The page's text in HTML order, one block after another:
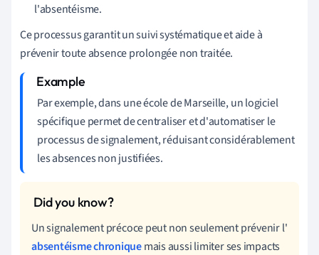
l'absentéisme.
Ce processus garantit un suivi systématique et aide à
prévenir toute absence prolongée non traitée.
Par exemple, dans une école de Marseille, un logiciel
spécifique permet de centraliser et d'automatiser le
processus de signalement, réduisant considérablement
les absences non justifiées.
Un signalement précoce peut non seulement prévenir l'
absentéisme chroniquemais aussi limiter ses impacts